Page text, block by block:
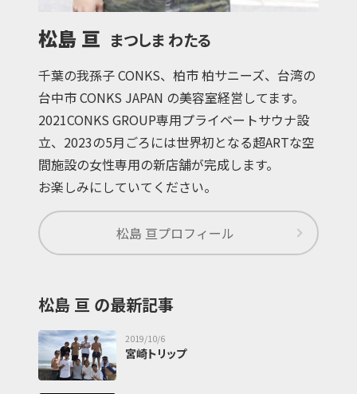
松島 亘 まつしま わたる
千葉の我孫子 CONKS、柏市 柏サニーズ、台湾の
台中市 CONKS JAPAN の美容室経営してます。
2021CONKS GROUP専用プライベートサウナ設
立、2023の5月ごろには世界初となる超ARTな空
間施設の女性専用の新店舗が完成します。
お楽しみにしていてください。
松島 亘プロフィール
松島 亘 の最新記事
宮崎トリップ
2019/10/6